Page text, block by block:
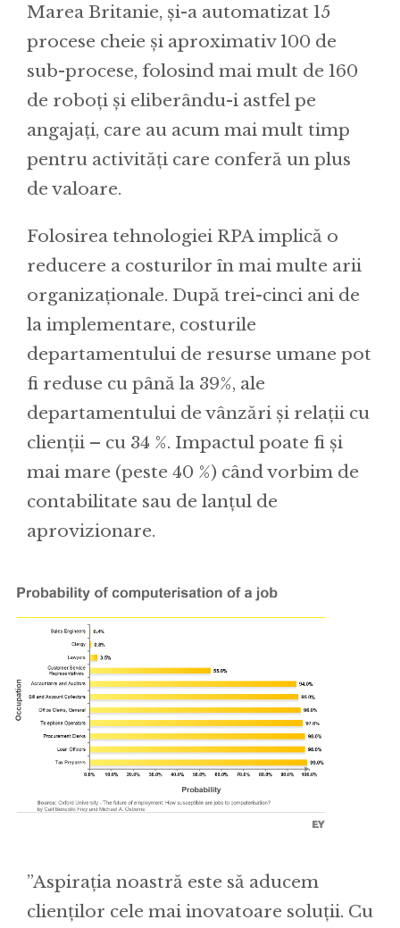
Marea Britanie, și-a automatizat 15
procese cheie şi aproximativ 100 de
sub-procese, folosind mai mult de 160
de roboți și eliberându-i astfel pe
angajați, care au acum mai mult timp
pentru activități care conferă un plus
de valoare.
Folosirea tehnologiei RPA implică o
reducere a costurilor în mai multe arii
organizaționale. După trei-cinci ani de
la implementare, costurile
departamentului de resurse umane pot
fi reduse cu până la 39%, ale
departamentului de vânzări și relații cu
clienții – cu 34 %. Impactul poate fi și
mai mare (peste 40 %) când vorbim de
contabilitate sau de lanțul de
aprovizionare.
”Aspirația noastră este să aducem
clienților cele mai inovatoare soluții. Cu